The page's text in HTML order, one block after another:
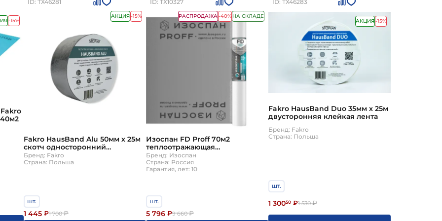
-15%
40м2
ID: ТХ46281
АКЦИЯ-15%
Fakro HausBand Alu 50мм х 25м
скотч односторонний
алюминизированный
Бренд: Fakro
Страна: Польша
шт.
1 445 ₽1 700₽
ID: ТХ10327
РАСПРОДАЖА-40% НА СКЛАДЕ
Изоспан FD Proff 70м2
теплоотражающая
пароизоляция
Бренд: Изоспан
Страна: Россия
Гарантия, лет: 10
шт.
5 796 ₽9 660₽
ID: ТХ46283
АКЦИЯ-15%
Fakro HausBand Duo 35мм х 25м
двусторонняя клейкая лента
Бренд: Fakro
Страна: Польша
шт.
1 30050 ₽1 530₽